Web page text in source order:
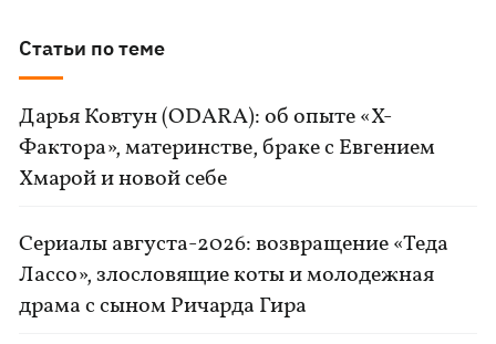
Статьи по теме
Дарья Ковтун (ODARA): об опыте «Х-
Фактора», материнстве, браке с Евгением
Хмарой и новой себе
Сериалы августа-2026: возвращение «Теда
Лассо», злословящие коты и молодежная
драма с сыном Ричарда Гира